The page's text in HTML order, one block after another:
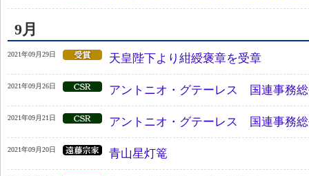
9月
2021年09月29日 天皇陛下より紺綬褒章を受章
2021年09月26日 アントニオ・グテーレス 国連事務
2021年09月21日 アントニオ・グテーレス 国連事務
2021年09月20日 青山星灯篭